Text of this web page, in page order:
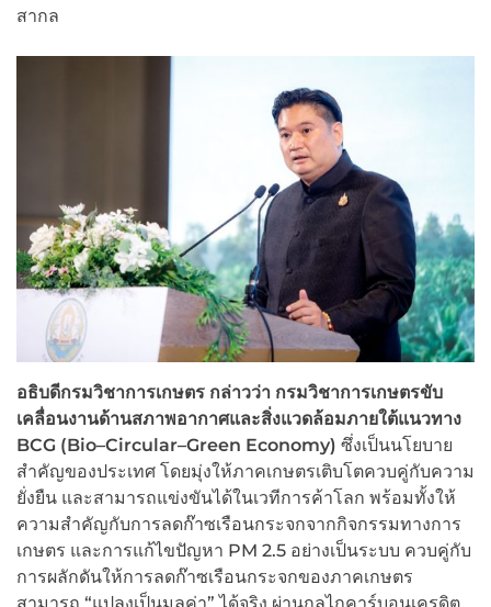
สากล
อธิบดีกรมวิชาการเกษตร กล่าวว่า กรมวิชาการเกษตรขับ
เคลื่อนงานด้านสภาพอากาศและสิ่งแวดล้อมภายใต้แนวทาง
BCG (Bio–Circular–Green Economy) ซึ่งเป็นนโยบาย
สำคัญของประเทศ โดยมุ่งให้ภาคเกษตรเติบโตควบคู่กับความ
ยั่งยืน และสามารถแข่งขันได้ในเวทีการค้าโลก พร้อมทั้งให้
ความสำคัญกับการลดก๊าซเรือนกระจกจากกิจกรรมทางการ
เกษตร และการแก้ไขปัญหา PM 2.5 อย่างเป็นระบบ ควบคู่กับ
การผลักดันให้การลดก๊าซเรือนกระจกของภาคเกษตร